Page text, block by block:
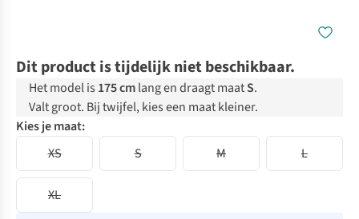
Dit product is tijdelijk niet beschikbaar.
Het model is 175 cmlang en draagt maatS.
Valt groot. Bij twijfel, kies een maat kleiner.
Kies je maat:
XS
S M L
XL